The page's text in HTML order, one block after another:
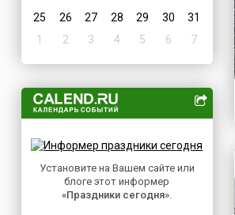
25
26 27 28 29 30
31
1
2 3 4 5 6 7
Установите на Вашем сайте или
блоге этот информер
«Праздники сегодня».